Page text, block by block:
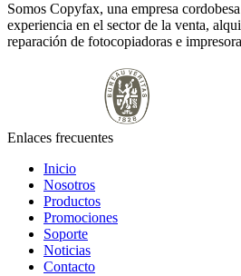
Somos Copyfax, una empresa
experiencia en el sector de la venta,
reparación de fotocopiadoras e
Enlaces frecuentes
Inicio
Nosotros
Productos
Promociones
Soporte
Noticias
Contacto